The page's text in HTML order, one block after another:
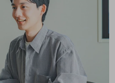
ドコモ mini ドコモBiz かけ放題